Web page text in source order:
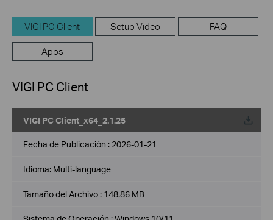
VIGI PC Client Setup Video FAQ
Apps
VIGI PC Client
VIGI PC Client_x64_2.1.25
Fecha de Publicación : 2026-01-21
Idioma: Multi-language
Tamaño del Archivo : 148.86 MB